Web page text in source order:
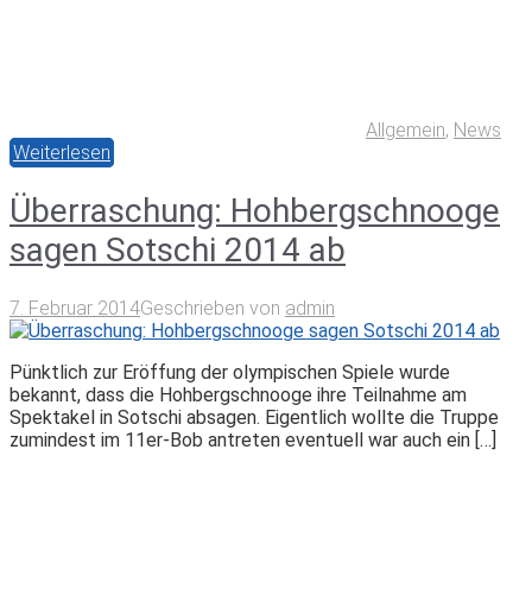
Allgemein, News
Weiterlesen
Überraschung: Hohbergschnooge
sagen Sotschi 2014 ab
7. Februar 2014Geschrieben von admin
Pünktlich zur Eröffung der olympischen Spiele wurde
bekannt, dass die Hohbergschnooge ihre Teilnahme am
Spektakel in Sotschi absagen. Eigentlich wollte die Truppe
zumindest im 11er-Bob antreten eventuell war auch ein […]